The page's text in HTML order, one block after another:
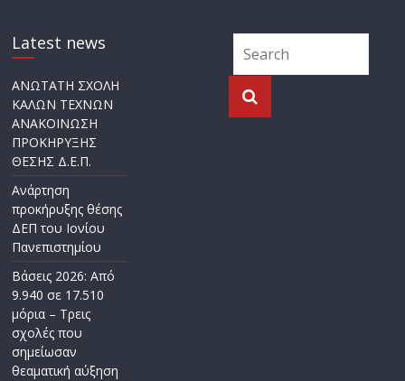
Latest news
ΑΝΩΤΑΤΗ ΣΧΟΛΗ
ΚΑΛΩΝ ΤΕΧΝΩΝ
ΑΝΑΚΟΙΝΩΣΗ
ΠΡΟΚΗΡΥΞΗΣ
ΘΕΣΗΣ Δ.Ε.Π.
Ανάρτηση
προκήρυξης θέσης
ΔΕΠ του Ιονίου
Πανεπιστημίου
Βάσεις 2026: Από
9.940 σε 17.510
μόρια – Τρεις
σχολές που
σημείωσαν
θεαματική αύξηση